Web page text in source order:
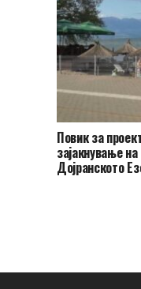
Повик за
зајакнување
Дојранското